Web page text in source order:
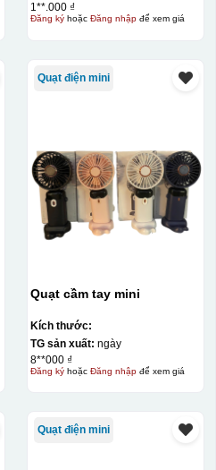
1**.000 ₫
Đăng kýhoặc Đăng nhậpđể xem giá
Quạt điện mini
Quạt cầm tay mini
Kích thước:
TG sản xuất: ngày
8**000 ₫
Đăng kýhoặc Đăng nhậpđể xem giá
Quạt điện mini